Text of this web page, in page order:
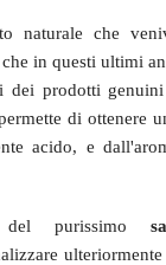
naturale che
in questi ultimi
dei prodotti
di ottenere
acido, e
purissimo
ulteriormente